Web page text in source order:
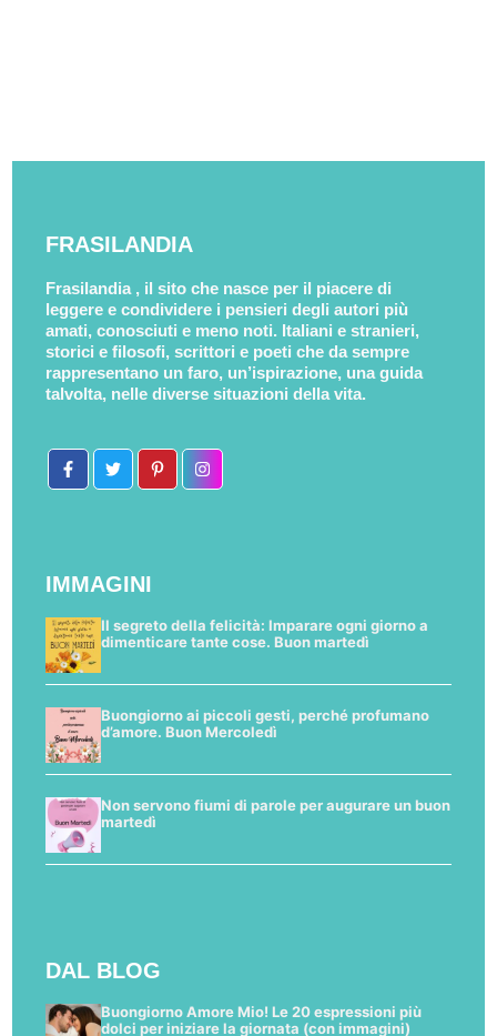
FRASILANDIA
Frasilandia , il sito che nasce per il piacere di
leggere e condividere i pensieri degli autori più
amati, conosciuti e meno noti. Italiani e stranieri,
storici e filosofi, scrittori e poeti che da sempre
rappresentano un faro, un’ispirazione, una guida
talvolta, nelle diverse situazioni della vita.
IMMAGINI
Il segreto della felicità: Imparare ogni giorno a
dimenticare tante cose. Buon martedì
Buongiorno ai piccoli gesti, perché profumano
d’amore. Buon Mercoledì
Non servono fiumi di parole per augurare un buon
martedì
DAL BLOG
Buongiorno Amore Mio! Le 20 espressioni più
dolci per iniziare la giornata (con immagini)